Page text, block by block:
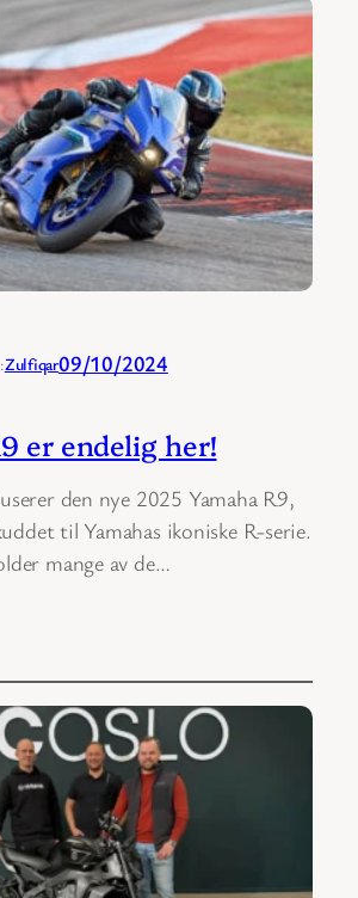
Zulfiqar09/10/2024
er endelig her!
den nye 2025 Yamaha R9,
til Yamahas ikoniske R-serie.
mange av de…